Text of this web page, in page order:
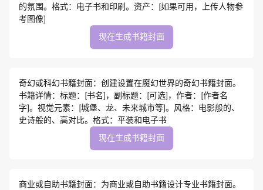
的氛围。格式：电子书和印刷。资产：[如果可用，上传人物参
考图像]
现在生成书籍封面
奇幻或科幻书籍封面：创建设置在魔幻世界的奇幻书籍封面。
书籍详情：标题：[书名]，副标题：[可选]，作者：[作者名
字]。视觉元素：[城堡、龙、未来城市等]。风格：电影般的、
史诗般的、高对比。格式：平装和电子书
现在生成书籍封面
商业或自助书籍封面：为商业或自助书籍设计专业书籍封面。